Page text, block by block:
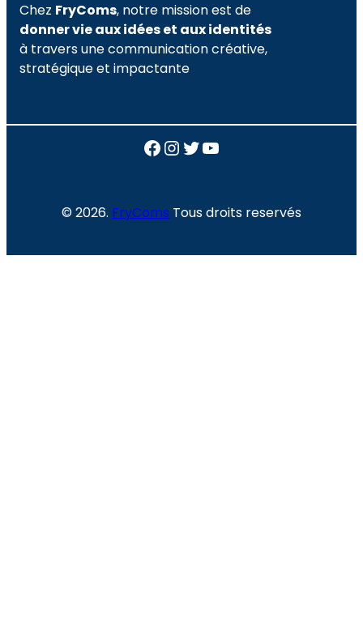
Chez FryComs, notre mission est de
donner vie aux idées et aux identités
à travers une communication créative,
stratégique et impactante
Facebook
Instagram
Twitter
YouTube
© 2026. FryComs Tous droits reservés